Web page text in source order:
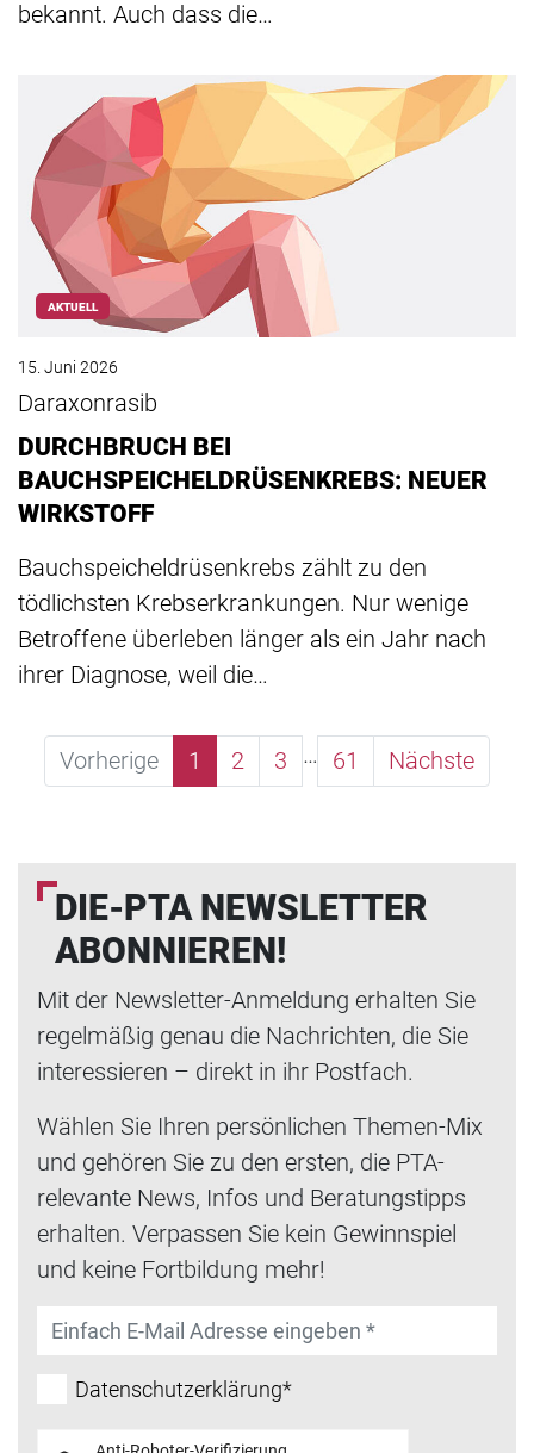
bekannt. Auch dass die…
AKTUELL
15. Juni 2026
Daraxonrasib
DURCHBRUCH BEI
BAUCHSPEICHELDRÜSENKREBS: NEUER
WIRKSTOFF
Bauchspeicheldrüsenkrebs zählt zu den
tödlichsten Krebserkrankungen. Nur wenige
Betroffene überleben länger als ein Jahr nach
ihrer Diagnose, weil die…
Vorherige 1 2 3 … 61 Nächste
DIE-PTA NEWSLETTER
ABONNIEREN!
Mit der Newsletter-Anmeldung erhalten Sie
regelmäßig genau die Nachrichten, die Sie
interessieren – direkt in ihr Postfach.
Wählen Sie Ihren persönlichen Themen-Mix
und gehören Sie zu den ersten, die PTA-
relevante News, Infos und Beratungstipps
erhalten. Verpassen Sie kein Gewinnspiel
und keine Fortbildung mehr!
Datenschutzerklärung*